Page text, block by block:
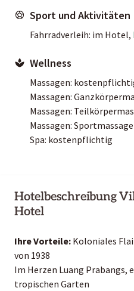
Sport und Aktivitäten
Fahrradverleih: im Hotel,
Wellness
Massagen:
Massagen:
Massagen:
Massagen: Sportmassage
Spa: kostenpflichtig
Hotelbeschreibung
Hotel
Ihre Vorteile: Koloniales
von 1938
Im Herzen Luang Prabangs,
tropischen Garten